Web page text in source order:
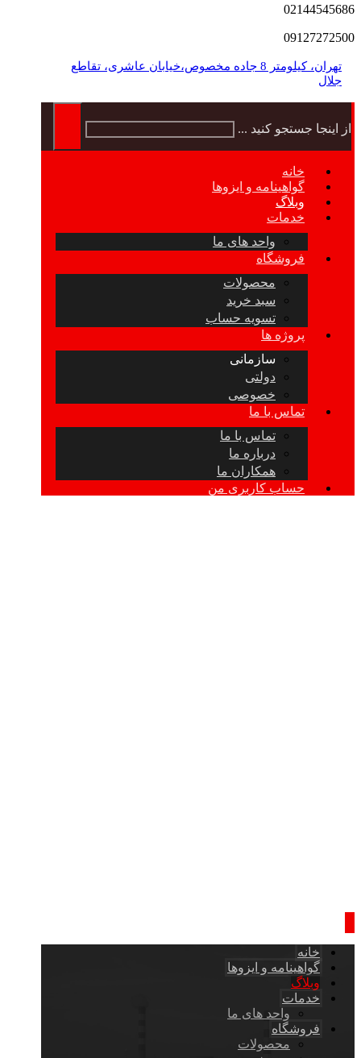
02144545686
09127272500
تهران، کیلومتر 8 جاده مخصوص،خیابان عاشری، تقاطع
جلال
از اینجا جستجو کنید ...
خانه
گواهینامه و ایزوها
وبلاگ
خدمات
واحد های ما
فروشگاه
محصولات
سبد خرید
تسویه حساب
پروژه ها
سازمانی
دولتی
خصوصی
تماس با ما
تماس با ما
درباره ما
همکاران ما
حساب کاربری من
خانه
گواهینامه و ایزوها
وبلاگ
خدمات
واحد های ما
فروشگاه
محصولات